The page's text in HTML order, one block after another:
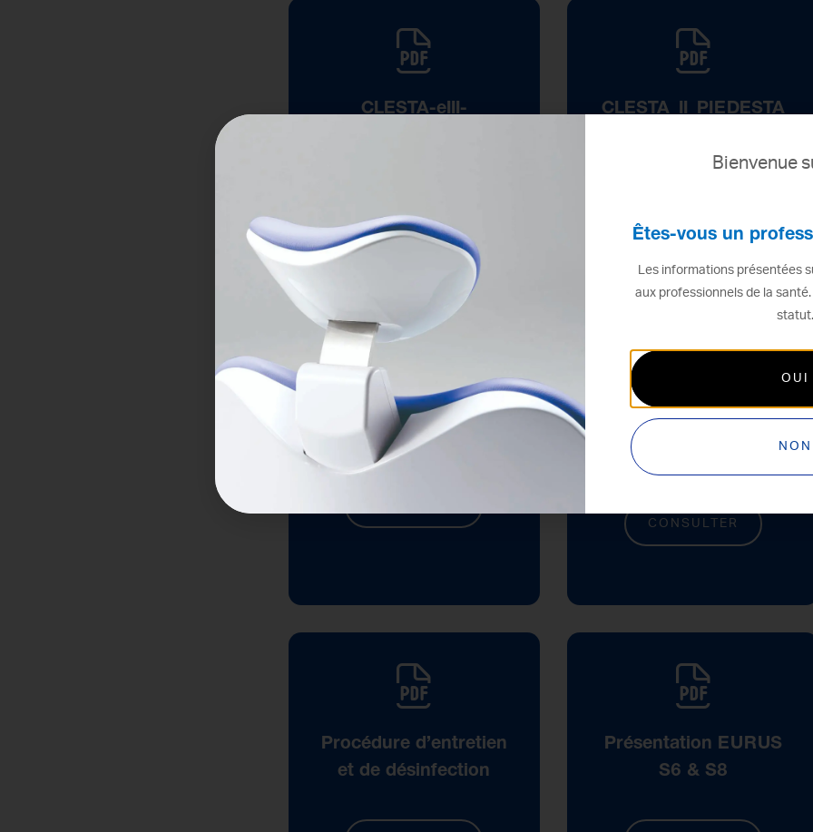
CLESTA-eIII-
CLESTA_II_PIEDESTA
Brochure Voyager III
Guide désinfection
CONSULTER
Procédure d’entretien
et de désinfection
Présentation EURUS
S6 & S8
Bienvenue
Êtes-vous un
Les informations présentées
aux professionnels de la
statut.
OUI
NON